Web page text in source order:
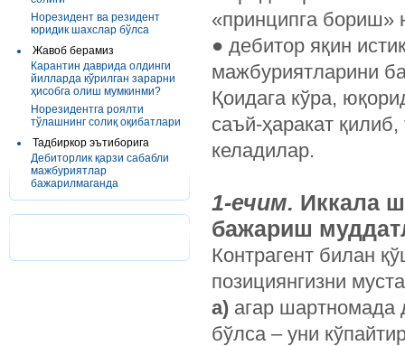
Норезидент ва резидент
юридик шахслар бўлса
Жавоб берамиз
Карантин даврида олдинги
йилларда кўрилган зарарни
ҳисобга олиш мумкинми?
Норезидентга роялти
тўлашнинг солиқ оқибатлари
Тадбиркор эътиборига
Дебиторлик қарзи сабабли
мажбуриятлар
бажарилмаганда
«принципга бориш»
● дебитор яқин
мажбуриятларини
Қоидага кўра,
саъй-ҳаракат
келадилар.
1-ечим. Иккала
бажариш
Контрагент билан
позициянгизни
а) агар шартномада
бўлса – уни